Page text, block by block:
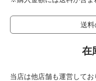
送料
在
当店は他店舗も運営して